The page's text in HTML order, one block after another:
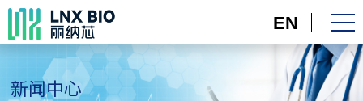
EN
新闻中心